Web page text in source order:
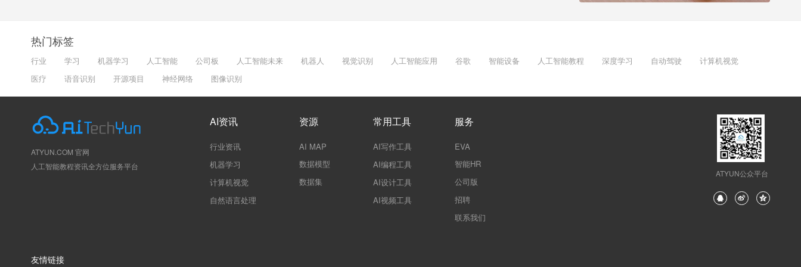
热门标签
行业 学习 机器学习 人工智能 公司板 人工智能未来 机器人 视觉识别 人工智能应用 谷歌 智能设备 人工智能教程 深度学习 自动驾驶
计算机视觉
医疗
语音识别 开源项目 神经网络 图像识别
ATYUN.COM 官网
人工智能教程资讯全方位服务平台
AI资讯
行业资讯
机器学习
计算机视觉
自然语言处理
资源
AI MAP
数据模型
数据集
常用工具
AI写作工具
AI编程工具
AI设计工具
AI视频工具
服务
EVA
智能HR
公司版
招聘
联系我们
ATYUN公众平台
友情链接